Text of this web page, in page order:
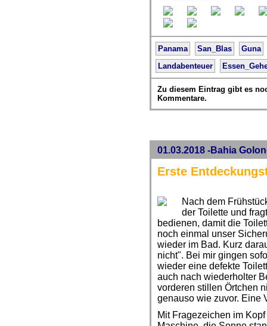
Panama San_Blas
Guna
Landabenteuer
Zu diesem Eintrag gibt es
Kommentare.
01.03.2018 -Bahia
Erste
Nach dem
der Toilette und
bedienen, damit die
noch einmal unser
wieder im Bad. Kurz
nicht". Bei mir gingen
wieder eine defekte
auch nach wiederholter
vorderen stillen Örtchen
genauso wie zuvor. Eine
Mit Fragezeichen im